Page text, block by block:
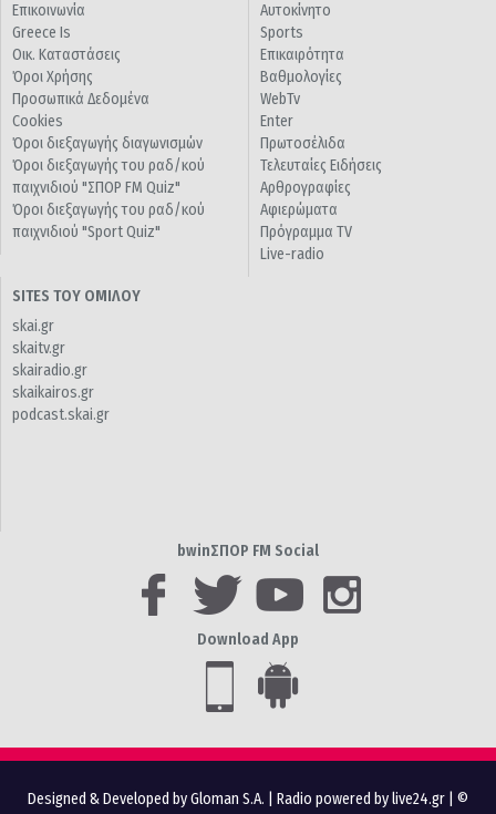
Επικοινωνία
Greece Is
Οικ. Καταστάσεις
Όροι Χρήσης
Προσωπικά Δεδομένα
Cookies
Όροι διεξαγωγής διαγωνισμών
Όροι διεξαγωγής του ραδ/κού
παιχνιδιού "ΣΠΟΡ FM Quiz"
Όροι διεξαγωγής του ραδ/κού
παιχνιδιού "Sport Quiz"
Αυτοκίνητο
Sports
Επικαιρότητα
Βαθμολογίες
WebTv
Enter
Πρωτοσέλιδα
Τελευταίες Ειδήσεις
Αρθρογραφίες
Αφιερώματα
Πρόγραμμα TV
Live-radio
SITES ΤΟΥ ΟΜΙΛΟΥ
skai.gr
skaitv.gr
skairadio.gr
skaikairos.gr
podcast.skai.gr
bwinΣΠΟΡ FM Social
Download App
Designed & Developed by Gloman S.A. Radio powered by live24.gr | ©